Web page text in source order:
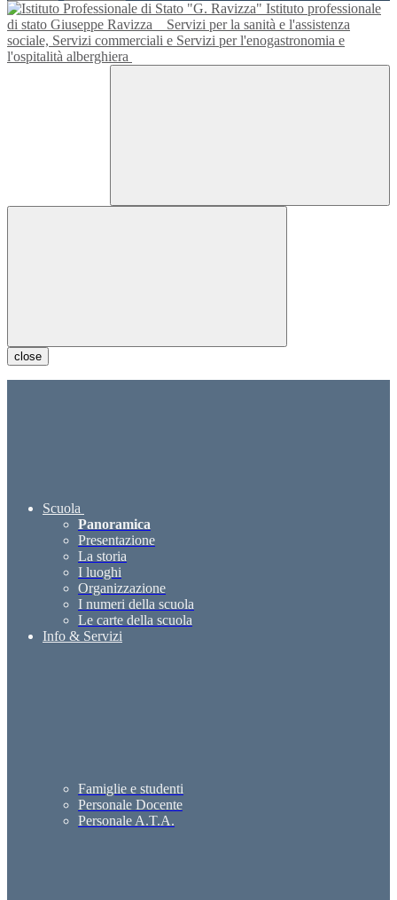
Istituto professionale
di stato Giuseppe Ravizza
Servizi per la sanità e l'assistenza
sociale, Servizi commerciali e Servizi per l'enogastronomia e
l'ospitalità alberghiera
close
Scuola
Panoramica
Presentazione
La storia
I luoghi
Organizzazione
I numeri della scuola
Le carte della scuola
Info & Servizi
Famiglie e studenti
Personale Docente
Personale A.T.A.